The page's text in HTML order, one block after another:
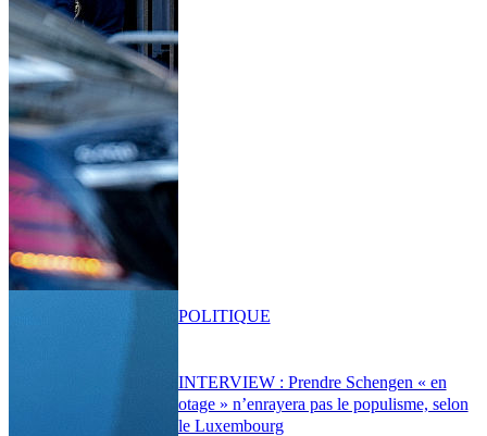
INTERVIEW : Prendre Schengen « en
otage » n’enrayera pas le populisme, selon
le Luxembourg
POLITIQUE